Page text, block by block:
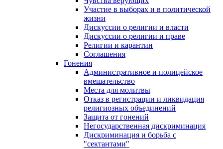
Участие в выборах и в политической
жизни
Дискуссии о религии и власти
Дискуссии о религии и праве
Религии и карантин
Соглашения
Гонения
Административное и полицейское
вмешательство
Места для молитвы
Отказ в регистрации и ликвидация
религиозных объединений
Защита от гонений
Негосударственная дискриминация
Дискриминация и борьба с
"сектантами"